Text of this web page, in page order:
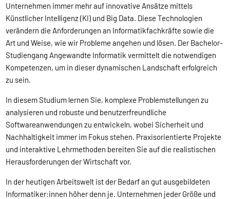
Unternehmen immer mehr auf innovative Ansätze mittels
Künstlicher Intelligenz (KI) und Big Data. Diese Technologien
verändern die Anforderungen an Informatikfachkräfte sowie die
Art und Weise, wie wir Probleme angehen und lösen. Der Bachelor-
Studiengang Angewandte Informatik vermittelt die notwendigen
Kompetenzen, um in dieser dynamischen Landschaft erfolgreich
zu sein.
In diesem Studium lernen Sie, komplexe Problemstellungen zu
analysieren und robuste und benutzerfreundliche
Softwareanwendungen zu entwickeln, wobei Sicherheit und
Nachhaltigkeit immer im Fokus stehen. Praxisorientierte Projekte
und interaktive Lehrmethoden bereiten Sie auf die realistischen
Herausforderungen der Wirtschaft vor.
In der heutigen Arbeitswelt ist der Bedarf an gut ausgebildeten
Informatiker:innen höher denn je. Unternehmen jeder Größe und